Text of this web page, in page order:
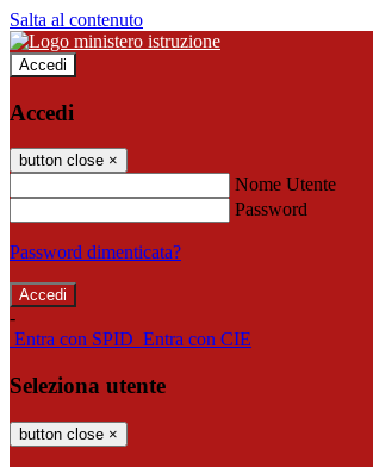
Salta al contenuto
Accedi
Accedi
button close ×
Nome Utente
Password
Password dimenticata?
-
Entra con SPID Entra con CIE
Seleziona utente
button close ×